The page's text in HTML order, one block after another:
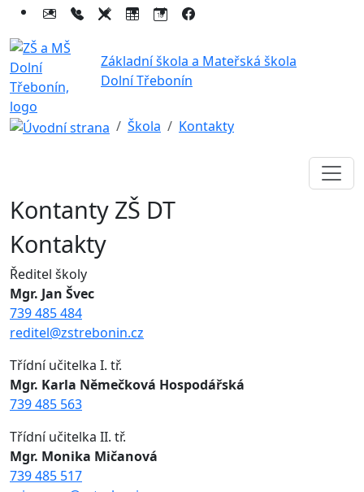
Základní škola a Mateřská škola
Dolní Třebonín
Škola Kontakty
Kontanty ZŠ DT
Kontakty
Ředitel školy
Mgr. Jan Švec
739 485 484
reditel@zstrebonin.cz
Třídní učitelka I. tř.
Mgr. Karla Němečková Hospodářská
739 485 563
Třídní učitelka II. tř.
Mgr. Monika Mičanová
739 485 517